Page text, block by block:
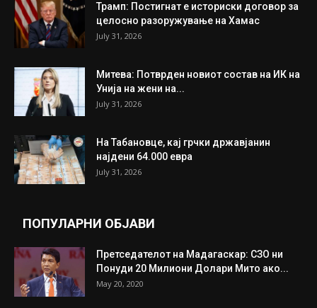
Трамп: Постигнат е историски договор за
целосно разоружување на Хамас
July 31, 2026
Митева: Потврден новиот состав на ИК на
Унија на жени на...
July 31, 2026
На Табановце, кај грчки државјанин
најдени 64.000 евра
July 31, 2026
ПОПУЛАРНИ ОБЈАВИ
Претседателот на Мадагаскар: СЗО ни
Понуди 20 Милиони Долари Мито ако...
May 20, 2020